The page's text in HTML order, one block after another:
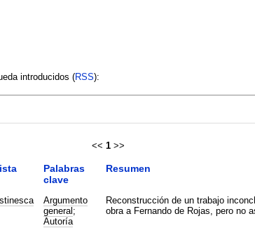
introducidos (RSS):
<< 1 >>
Palabras
clave
Resumen
Argumento
general ;
Autoría
Reconstrucción de un trabajo
obra a Fernando de Rojas, pero no